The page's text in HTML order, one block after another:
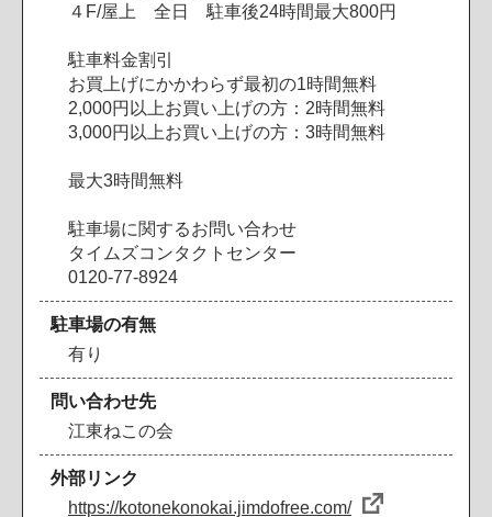
４F/屋上 全日 駐車後24時間最大800円
駐車料金割引
お買上げにかかわらず最初の1時間無料
2,000円以上お買い上げの方：2時間無料
3,000円以上お買い上げの方：3時間無料
最大3時間無料
駐車場に関するお問い合わせ
タイムズコンタクトセンター
0120-77-8924
駐車場の有無
有り
問い合わせ先
江東ねこの会
外部リンク
https://kotonekonokai.jimdofree.com/